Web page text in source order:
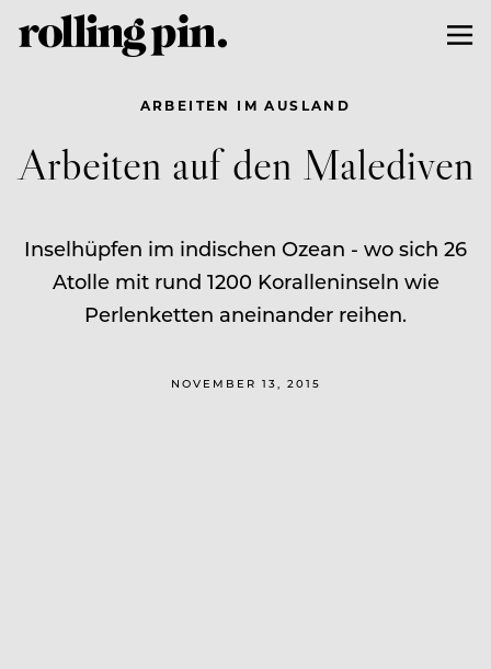
ARBEITEN IM AUSLAND
Arbeiten auf den Malediven
Inselhüpfen im indischen Ozean - wo sich 26
Atolle mit rund 1200 Koralleninseln wie
Perlenketten aneinander reihen.
NOVEMBER 13, 2015